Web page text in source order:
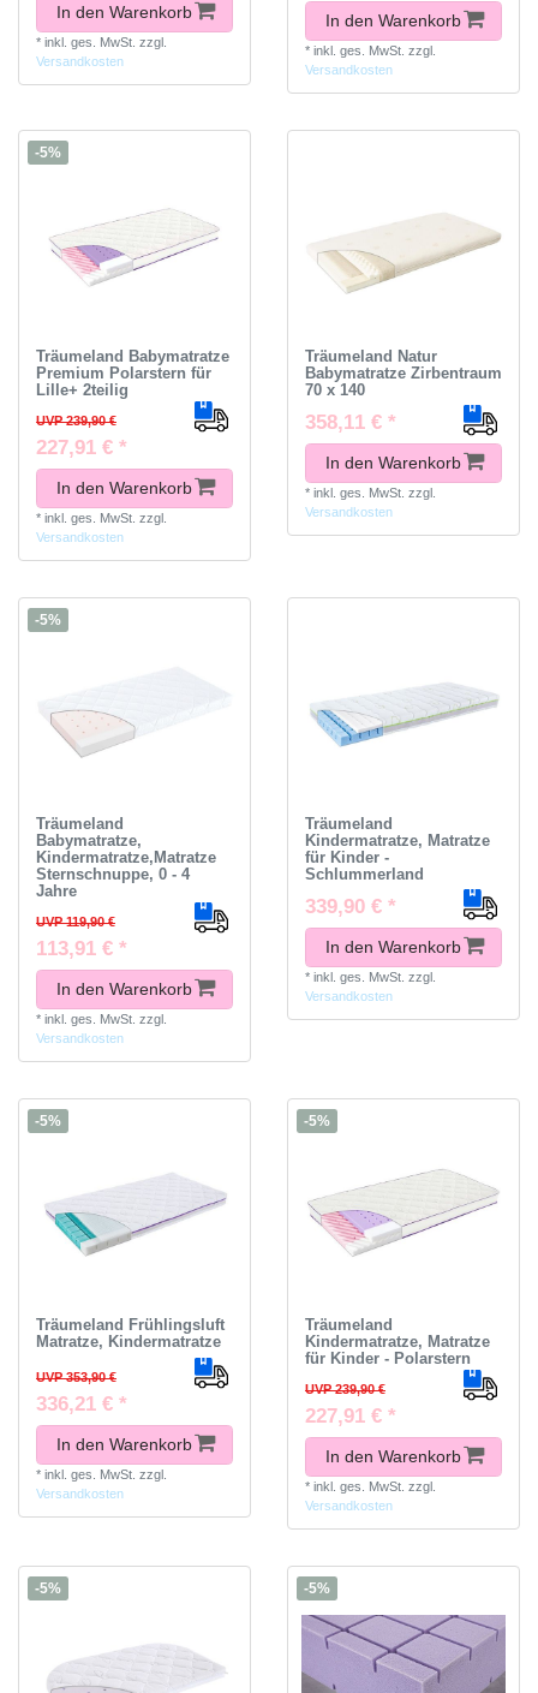
In den Warenkorb
* inkl. ges. MwSt. zzgl.
Versandkosten
In den Warenkorb
* inkl. ges. MwSt. zzgl.
Versandkosten
-5%
Träumeland Babymatratze
Premium Polarstern für
Lille+ 2teilig
UVP 239,90 €
227,91 € *
In den Warenkorb
* inkl. ges. MwSt. zzgl.
Versandkosten
Träumeland Natur
Babymatratze Zirbentraum
70 x 140
358,11 € *
In den Warenkorb
* inkl. ges. MwSt. zzgl.
Versandkosten
-5%
Träumeland
Babymatratze,
Kindermatratze,Matratze
Sternschnuppe, 0 - 4
Jahre
UVP 119,90 €
113,91 € *
In den Warenkorb
* inkl. ges. MwSt. zzgl.
Versandkosten
Träumeland
Kindermatratze, Matratze
für Kinder -
Schlummerland
339,90 € *
In den Warenkorb
* inkl. ges. MwSt. zzgl.
Versandkosten
-5%
Träumeland Frühlingsluft
Matratze, Kindermatratze
UVP 353,90 €
336,21 € *
In den Warenkorb
* inkl. ges. MwSt. zzgl.
Versandkosten
-5%
Träumeland
Kindermatratze, Matratze
für Kinder - Polarstern
UVP 239,90 €
227,91 € *
In den Warenkorb
* inkl. ges. MwSt. zzgl.
Versandkosten
-5% -5%